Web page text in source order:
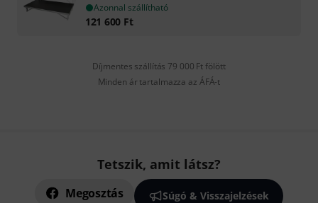
Azonnal szállítható
121 600 Ft
Díjmentes szállítás 79 000 Ft fölött
Minden ár tartalmazza az ÁFÁ-t
Tetszik, amit látsz?
Megosztás Súgó & Visszajelzések